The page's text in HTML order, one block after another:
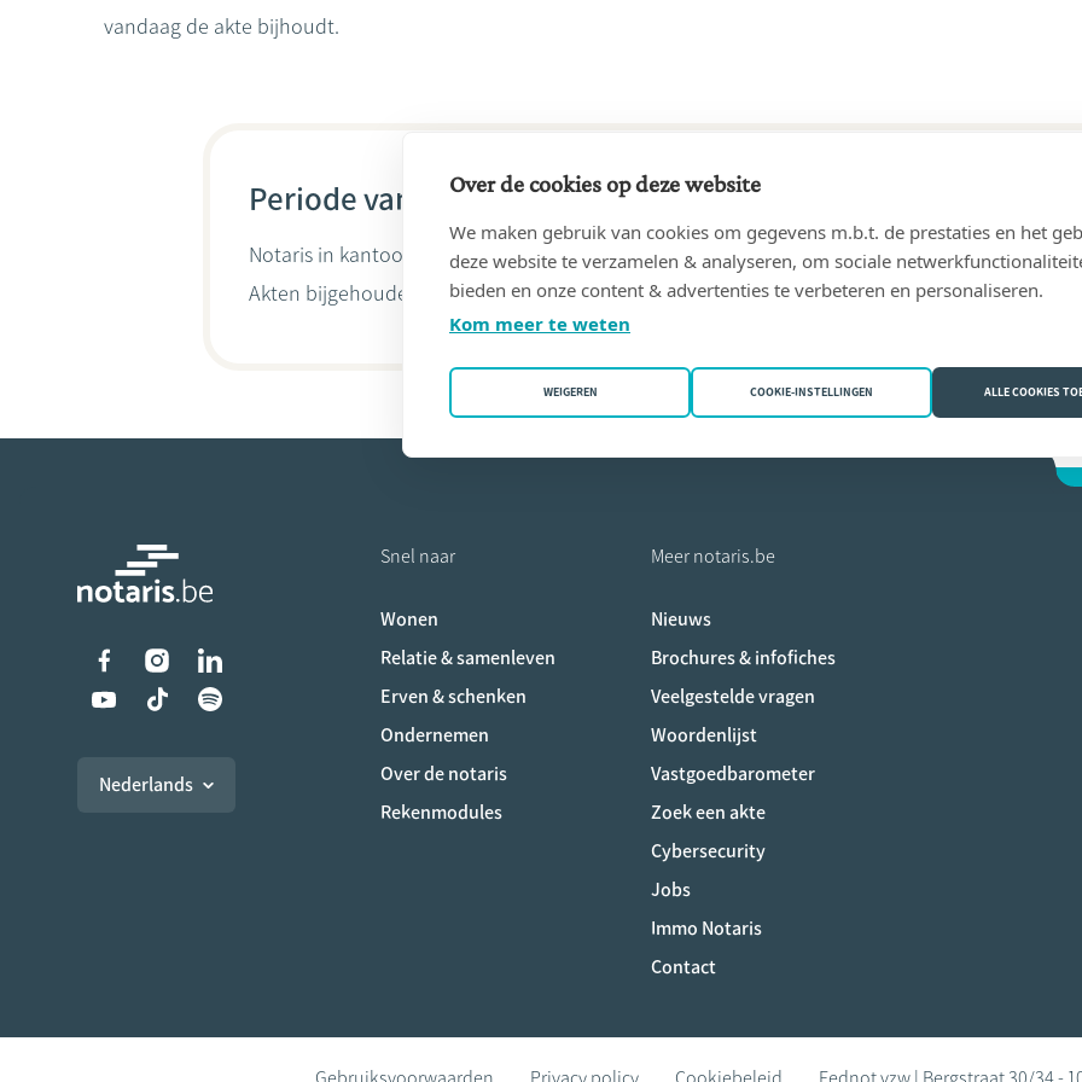
vandaag de akte bijhoudt.
Periode van 09/10/1974 tot 31/07/2011
Notaris in kantoor Marc Ghigny et Jean-François Ghigny(6220 Fleurus)
Akten bijgehouden doorJean-François Ghigny
Liens vers les réseaux sociaux
Nederlands
Snel naar
Wonen
Relatie & samenleven
Erven & schenken
Ondernemen
Over de notaris
Rekenmodules
Meer notaris.be
Nieuws
Brochures & infofiches
Veelgestelde vragen
Woordenlijst
Vastgoedbarometer
Zoek een akte
Cybersecurity
Jobs
Immo Notaris
Contact
Over de cookies op deze website
We maken gebruik van cookies om gegevens m.b.t. de prestaties en het
deze website te verzamelen & analyseren, om sociale
bieden en onze content & advertenties te verbeteren en personaliseren.
Kom meer te weten
WEIGEREN COOKIE-INSTELLINGEN ALLE COOKIES